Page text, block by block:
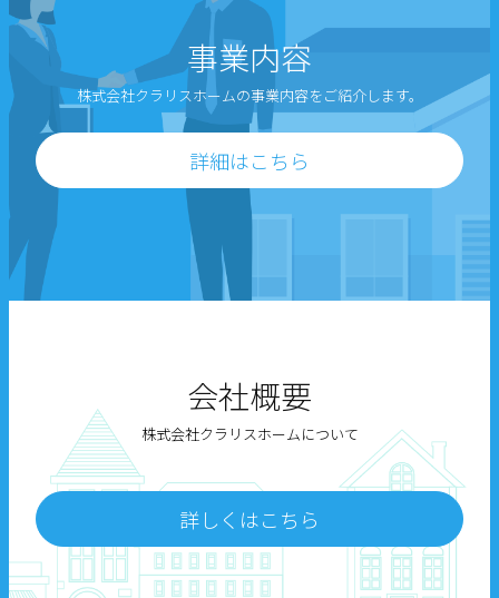
事業内容
株式会社クラリスホームの事業内容をご紹介します。
詳細はこちら
会社概要
株式会社クラリスホームについて
詳しくはこちら